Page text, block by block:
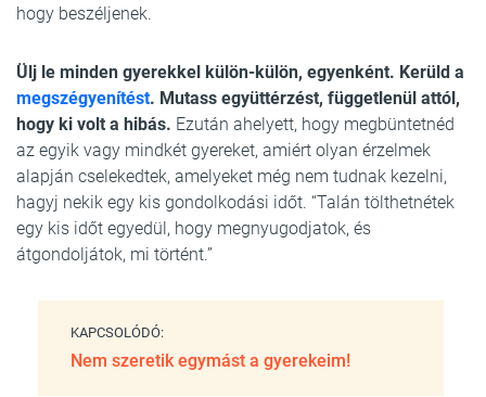
hogy beszéljenek.
Ülj le minden gyerekkel külön-külön, egyenként. Kerüld a
megszégyenítést. Mutass együttérzést, függetlenül attól,
hogy ki volt a hibás. Ezután ahelyett, hogy megbüntetnéd
az egyik vagy mindkét gyereket, amiért olyan érzelmek
alapján cselekedtek, amelyeket még nem tudnak kezelni,
hagyj nekik egy kis gondolkodási időt. “Talán tölthetnétek
egy kis időt egyedül, hogy megnyugodjatok, és
átgondoljátok, mi történt.”
KAPCSOLÓDÓ:
Nem szeretik egymást a gyerekeim!